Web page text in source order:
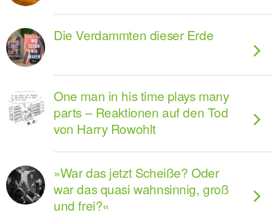
Die Verdammten dieser Erde
One man in his time plays many
parts – Reaktionen auf den Tod
von Harry Rowohlt
»War das jetzt Scheiße? Oder
war das quasi wahnsinnig, groß
und frei?«